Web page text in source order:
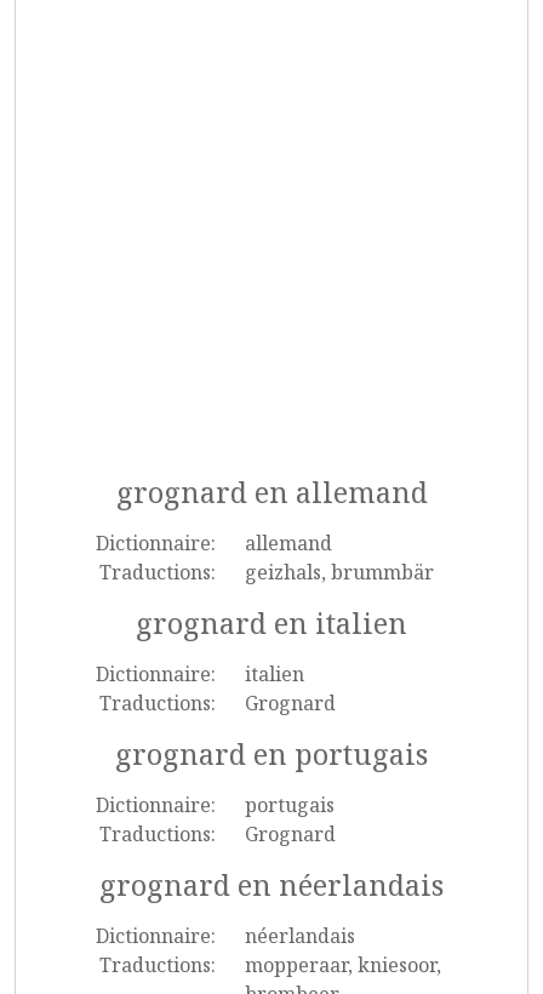
grognard en allemand
Dictionnaire:
allemand
Traductions:
geizhals, brummbär
grognard en italien
Dictionnaire:
italien
Traductions:
Grognard
grognard en portugais
Dictionnaire:
portugais
Traductions:
Grognard
grognard en néerlandais
Dictionnaire:
néerlandais
Traductions:
mopperaar, kniesoor,